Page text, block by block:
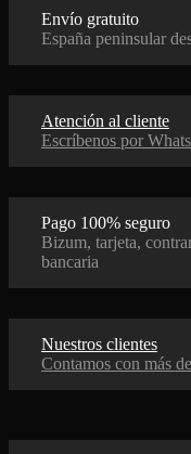
Envío gratuito
España peninsular
Atención al cliente
Escríbenos por
Pago 100% seguro
Bizum, tarjeta,
bancaria
Nuestros clientes
Contamos con más